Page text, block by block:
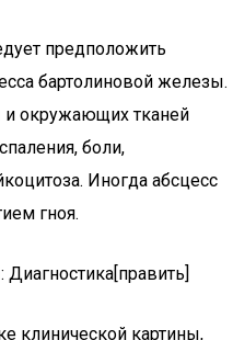
предположить
бартолиновой железы.
и окружающих тканей
боли,
Иногда абсцесс
гноя.
клинической картины,